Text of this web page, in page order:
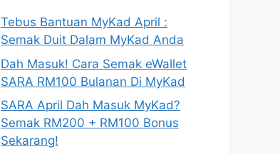
Tebus Bantuan MyKad April :
Semak Duit Dalam MyKad Anda
Dah Masuk! Cara Semak eWallet
SARA RM100 Bulanan Di MyKad
SARA April Dah Masuk MyKad?
Semak RM200 + RM100 Bonus
Sekarang!